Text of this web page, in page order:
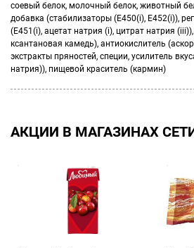
соевый белок, молочный белок, животный
добавка (стабилизаторы (Е450(i), Е452(i)),
(Е451(i), ацетат натрия (i), цитрат натрия
ксантановая камедь), антиокислитель
экстракты пряностей, специи, усилитель
натрия)), пищевой краситель (кармин)
АКЦИИ В МАГАЗИНАХ